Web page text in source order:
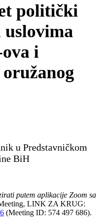
politički
uslovima
i
u Predstavničkom
BiH
putem aplikacije Zoom sa
LINK ZA KRUG:
(Meeting ID: 574 497 686).